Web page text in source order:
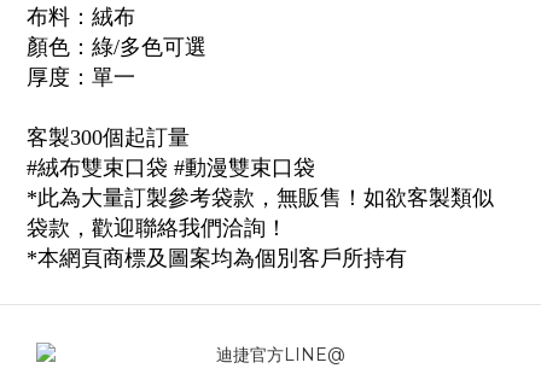
布料：絨布
顏色：綠/多色可選
厚度：單一
客製300個起訂量
#絨布雙束口袋 #動漫雙束口袋
*此為大量訂製參考袋款，無販售！如欲客製類似
袋款，歡迎聯絡我們洽詢！
*本網頁商標及圖案均為個別客戶所持有